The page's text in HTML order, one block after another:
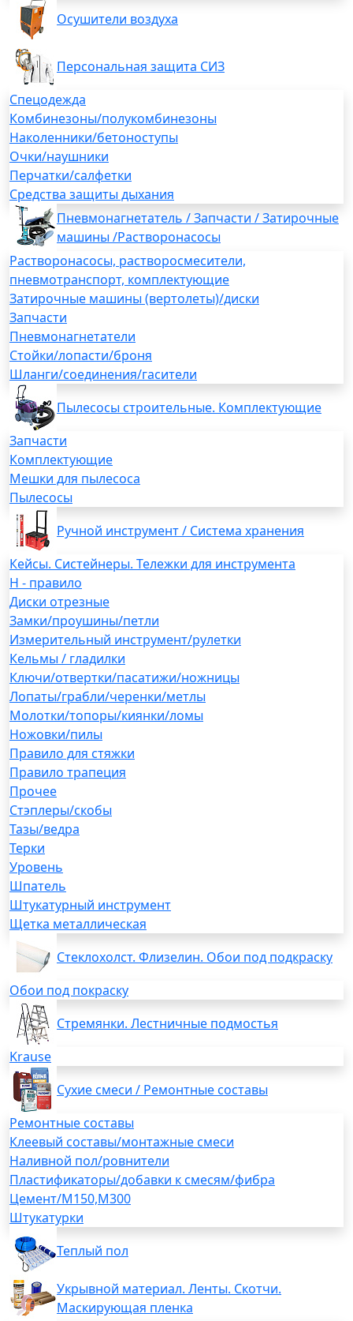
Осушители воздуха
Персональная защита СИЗ
Спецодежда
Комбинезоны/полукомбинезоны
Наколенники/бетоноступы
Очки/наушники
Перчатки/салфетки
Средства защиты дыхания
Пневмонагнетатель / Запчасти / Затирочные
машины /Растворонасосы
Растворонасосы, растворосмесители,
пневмотранспорт, комплектующие
Затирочные машины (вертолеты)/диски
Запчасти
Пневмонагнетатели
Стойки/лопасти/броня
Шланги/соединения/гасители
Пылесосы строительные. Комплектующие
Запчасти
Комплектующие
Мешки для пылесоса
Пылесосы
Ручной инструмент / Система хранения
Кейсы. Систейнеры. Тележки для инструмента
H - правило
Диски отрезные
Замки/проушины/петли
Измерительный инструмент/рулетки
Кельмы / гладилки
Ключи/отвертки/пасатижи/ножницы
Лопаты/грабли/черенки/метлы
Молотки/топоры/киянки/ломы
Ножовки/пилы
Правило для стяжки
Правило трапеция
Прочее
Стэплеры/скобы
Тазы/ведра
Терки
Уровень
Шпатель
Штукатурный инструмент
Щетка металлическая
Стеклохолст. Флизелин. Обои под подкраску
Обои под покраску
Стремянки. Лестничные подмостья
Krause
Сухие смеси / Ремонтные составы
Ремонтные составы
Клеевый составы/монтажные смеси
Наливной пол/ровнители
Пластификаторы/добавки к смесям/фибра
Цемент/М150,М300
Штукатурки
Теплый пол
Укрывной материал. Ленты. Скотчи.
Маскирующая пленка